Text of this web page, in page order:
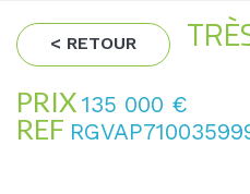
< RETOUR
PRIX 135 000 €
REF